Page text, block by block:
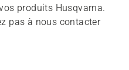
produits Husqvarna.
pas à nous contacter